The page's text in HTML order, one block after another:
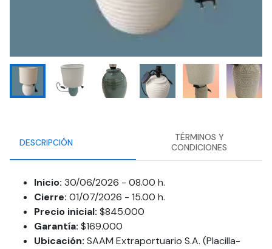
DESCRIPCIÓN
TÉRMINOS Y
CONDICIONES
Inicio: 30/06/2026 - 08.00 h.
Cierre: 01/07/2026 - 15.00 h.
Precio inicial: $845.000
Garantía: $169.000
Ubicación: SAAM Extraportuario S.A. (Placilla-